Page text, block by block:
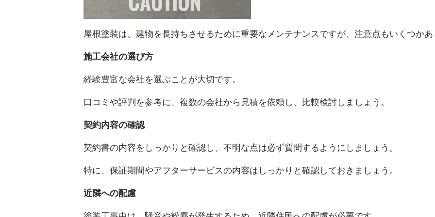
屋根塗装は、建物を長持ちさせるために重要なメンテナンスですが、注意点もいくつか
施工会社の選び方
経験豊富な会社を選ぶことが大切です。
口コミや評判を参考に、複数の会社から見積を依頼し、比較検討しましょう。
契約内容の確認
契約書の内容をしっかりと確認し、不明な点は必ず質問するようにしましょう。
特に、保証期間やアフターサービスの内容はしっかりと確認しておきましょう。
近隣への配慮